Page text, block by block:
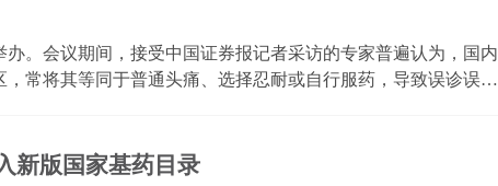
办。会议期间，接受中国证券报记者采访的专家普遍认为，国内
常将其等同于普通头痛、选择忍耐或自行服药，导致误诊误
新版国家基药目录